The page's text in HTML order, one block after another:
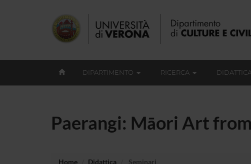
DIPARTIMENTO RICERCA DIDATTICA
Paerangi: Māori Art
Home Didattica Seminari